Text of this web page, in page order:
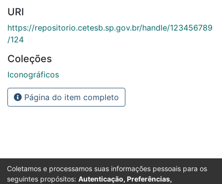
URI
https://repositorio.cetesb.sp.gov.br/handle/123456789
/124
Coleções
Iconográficos
Página do item completo
Coletamos e processamos suas informações pessoais para os
seguintes propósitos: Autenticação, Preferências,